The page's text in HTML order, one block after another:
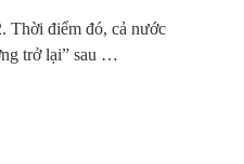
Thời điểm đó, cả nước
trở lại” sau …